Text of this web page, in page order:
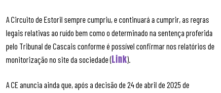
A Circuito de Estoril sempre cumpriu, e continuará a cumprir, as regras
legais relativas ao ruído bem como o determinado na sentença proferida
pelo Tribunal de Cascais conforme é possível confirmar nos relatórios de
monitorização no site da sociedade (Link).
A CE anuncia ainda que, após a decisão de 24 de abril de 2025 de